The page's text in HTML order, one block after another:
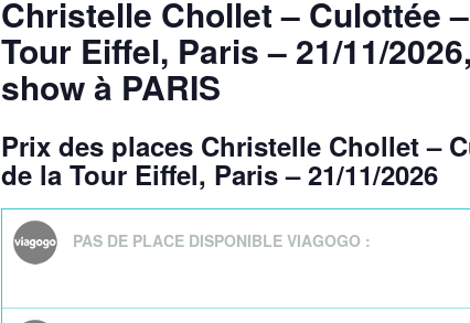
Christelle Chollet – Culottée
Tour Eiffel, Paris – 21/11/2026
show à PARIS
Prix des places Christelle Chollet –
de la Tour Eiffel, Paris – 21/11/2026
PAS DE PLACE DISPONIBLE VIAGOGO :